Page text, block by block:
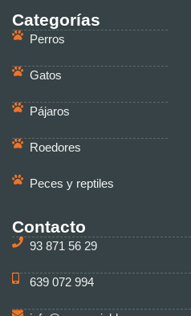
Categorías
Perros
Gatos
Pájaros
Roedores
Peces y reptiles
Contacto
93 871 56 29
639 072 994